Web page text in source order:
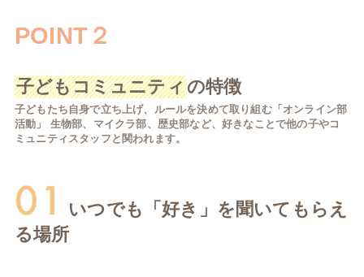
POINT２
子どもコミュニティの特徴
子どもたち自身で立ち上げ、ルールを決めて取り組む「オンライン部
活動」 生物部、マイクラ部、歴史部など、好きなことで他の子やコ
ミュニティスタッフと関われます。
いつでも「好き」を聞いてもらえ
る場所